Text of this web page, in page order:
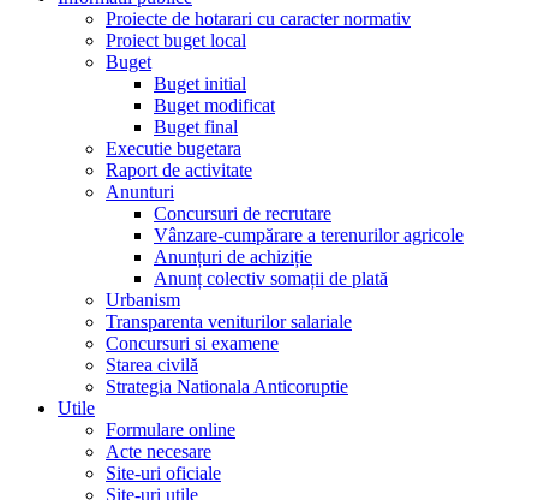
Proiecte de hotarari cu caracter normativ
Proiect buget local
Buget
Buget initial
Buget modificat
Buget final
Executie bugetara
Raport de activitate
Anunturi
Concursuri de recrutare
Vânzare-cumpărare a terenurilor agricole
Anunțuri de achiziție
Anunț colectiv somații de plată
Urbanism
Transparenta veniturilor salariale
Concursuri si examene
Starea civilă
Strategia Nationala Anticoruptie
Utile
Formulare online
Acte necesare
Site-uri oficiale
Site-uri utile